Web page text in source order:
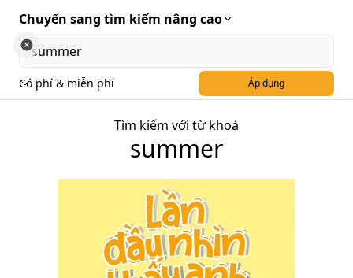
Chuyển sang tìm kiếm nâng cao
Có phí & miễn phí Áp dụng
Tìm kiếm với từ khoá
summer